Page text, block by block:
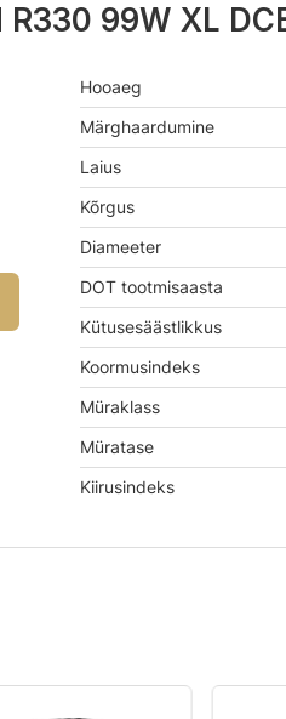
99W XL
Hooaeg
Märghaardumine
Laius
Kõrgus
Diameeter
DOT tootmisaasta
Kütusesäästlikkus
Koormusindeks
Müraklass
Müratase
Kiirusindeks